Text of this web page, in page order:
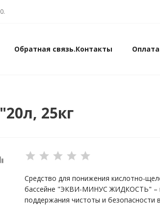
Обратная связь.Контакты
25кг
Средство для понижения кислотно-
бассейне "ЭКВИ-МИНУС ЖИДКОСТЬ" –
поддержания чистоты и безопасности